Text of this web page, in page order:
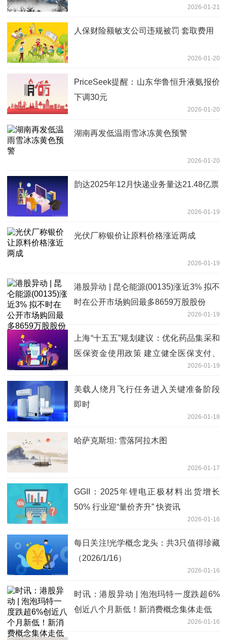
2026-01-21
人保财险额敏支公司违规被罚 套取费用
2026-01-20
PriceSeek提醒：山东华鲁恒升液氨报价
下调30元
2026-01-20
湖南再发低温雨雪冰冻黄色预警
2026-01-20
韵达2025年12月快递业务量达21.48亿票
2026-01-19
光伏厂称银价让原料价格涨近两成
2026-01-19
港股异动 | 昆仑能源(00135)涨近3% 拟不
时在公开市场购回最多8659万股股份
2026-01-19
上海“十五五”规划建议：优化药品集采和
医保资金使用政策 建立健全医保支付、
2026-01-19
美载人绕月飞行任务进入关键准备阶段
即时
2026-01-18
哈萨克斯坦: 雪落阿拉木图
2026-01-17
GGII：2025年锂电正极材料出货增长
50% 行业迎“量价齐升” 快资讯
2026-01-16
每日关注!光学概念龙头：共3只值得珍藏
（2026/1/16）
2026-01-16
时讯：港股异动 | 泡泡玛特一度跌超6%
创近八个月新低！新消费概念集体走低
2026-01-16